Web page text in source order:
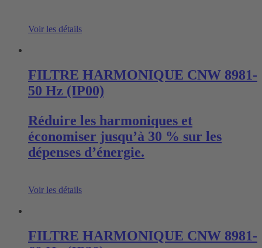
Voir les détails
FILTRE HARMONIQUE CNW 8981-
50 Hz (IP00)
Réduire les harmoniques et
économiser jusqu’à 30 % sur les
dépenses d’énergie.
Voir les détails
FILTRE HARMONIQUE CNW 8981-